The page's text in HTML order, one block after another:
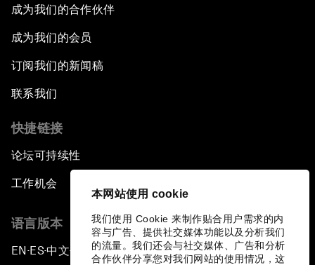
本网站使用 cookie
我们使用 Cookie 来制作贴合用户需求的内
容与广告、提供社交媒体功能以及分析我们
的流量。我们还会与社交媒体、广告和分析
合作伙伴分享您对我们网站的使用情况，这
成为我们的合作伙伴
成为我们的会员
订阅我们的新闻稿
联系我们
快捷链接
论坛可持续性
工作机会
语言版本
EN ▪ES▪中文▪ 日本語